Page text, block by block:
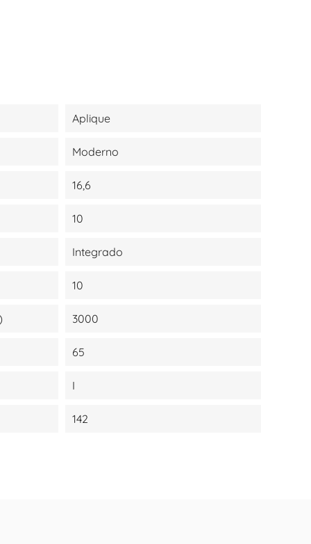
Aplique
Moderno
16,6
10
Integrado
10
3000
65
I
142